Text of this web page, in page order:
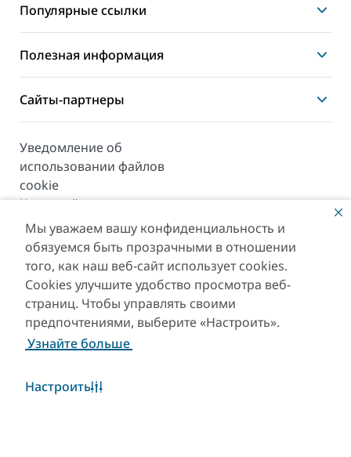
Мы уважаем вашу конфиденциальность и
обязуемся быть прозрачными в отношении
того, как наш веб-сайт использует cookies.
Cookies улучшите удобство просмотра веб-
страниц. Чтобы управлять своими
предпочтениями, выберите «Настроить».
Узнайте больше
Настроить
Популярные ссылки
Полезная информация
Сайты-партнеры
Уведомление об
использовании файлов
cookie
Карта сайта
© 2026. Все права защищены. Сайт находится под
управлением Департамента экономики и туризма
Дубая.
Последнее обновление сайта [09/08/2026]
This site is protected by reCAPTCHA and the Google
Privacy PolicyandTerms of Service